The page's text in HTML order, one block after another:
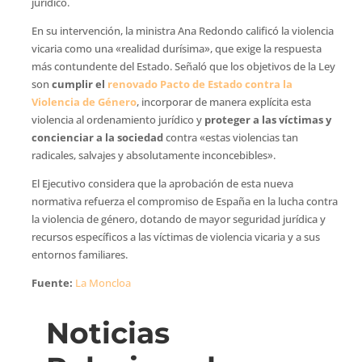
En su intervención, la ministra Ana Redondo calificó la violencia
vicaria como una «realidad durísima», que exige la respuesta
más contundente del Estado. Señaló que los objetivos de la Ley
son cumplir el renovado Pacto de Estado contra la
Violencia de Género, incorporar de manera explícita esta
violencia al ordenamiento jurídico y proteger a las víctimas y
concienciar a la sociedadcontra «estas violencias tan
radicales, salvajes y absolutamente inconcebibles».
El Ejecutivo considera que la aprobación de esta nueva
normativa refuerza el compromiso de España en la lucha contra
la violencia de género, dotando de mayor seguridad jurídica y
recursos específicos a las víctimas de violencia vicaria y a sus
entornos familiares.
Fuente: La Moncloa
Noticias